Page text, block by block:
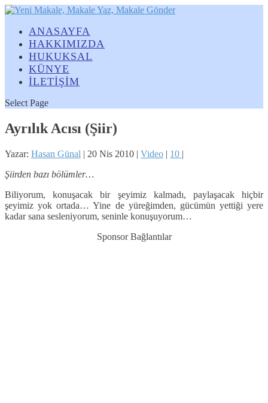
ANASAYFA
HAKKIMIZDA
HUKUKSAL
KÜNYE
İLETİŞİM
Select Page
Ayrılık Acısı (Şiir)
Yazar: Hasan Günal | 20 Nis 2010 | Video | 10 |
Şiirden bazı bölümler…
Biliyorum, konuşacak bir şeyimiz kalmadı, paylaşacak hiçbir
şeyimiz yok ortada… Yine de yüreğimden, gücümün yettiği yere
kadar sana sesleniyorum, seninle konuşuyorum…
Sponsor Bağlantılar